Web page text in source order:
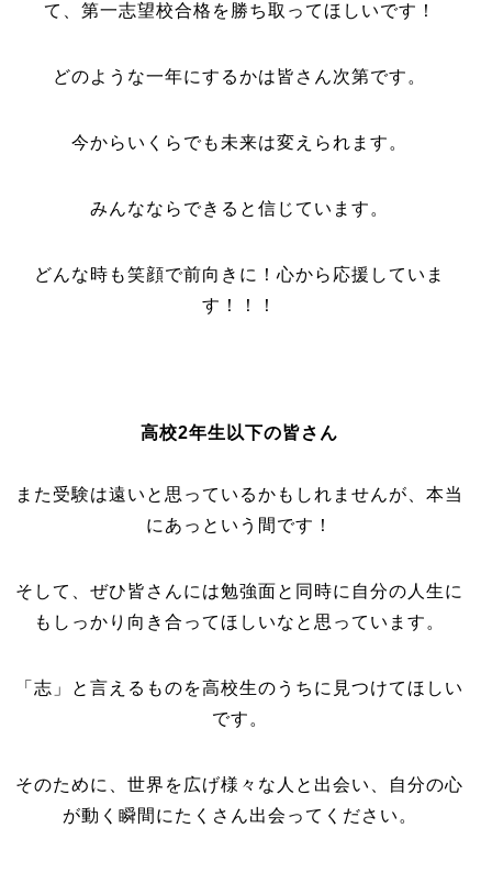
て、第一志望校合格を勝ち取ってほしいです！
どのような一年にするかは皆さん次第です。
今からいくらでも未来は変えられます。
みんなならできると信じています。
どんな時も笑顔で前向きに！心から応援していま
す！！！
高校2年生以下の皆さん
また受験は遠いと思っているかもしれませんが、本当
にあっという間です！
そして、ぜひ皆さんには勉強面と同時に自分の人生に
もしっかり向き合ってほしいなと思っています。
「志」と言えるものを高校生のうちに見つけてほしい
です。
そのために、世界を広げ様々な人と出会い、自分の心
が動く瞬間にたくさん出会ってください。